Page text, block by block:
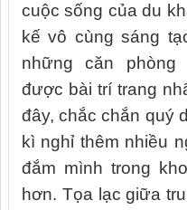
cuộc sống của du
kế vô cùng sáng
những căn phòng
được bài trí trang
đây, chắc chắn quý
kì nghỉ thêm nhiều
đắm mình trong
hơn. Tọa lạc giữa